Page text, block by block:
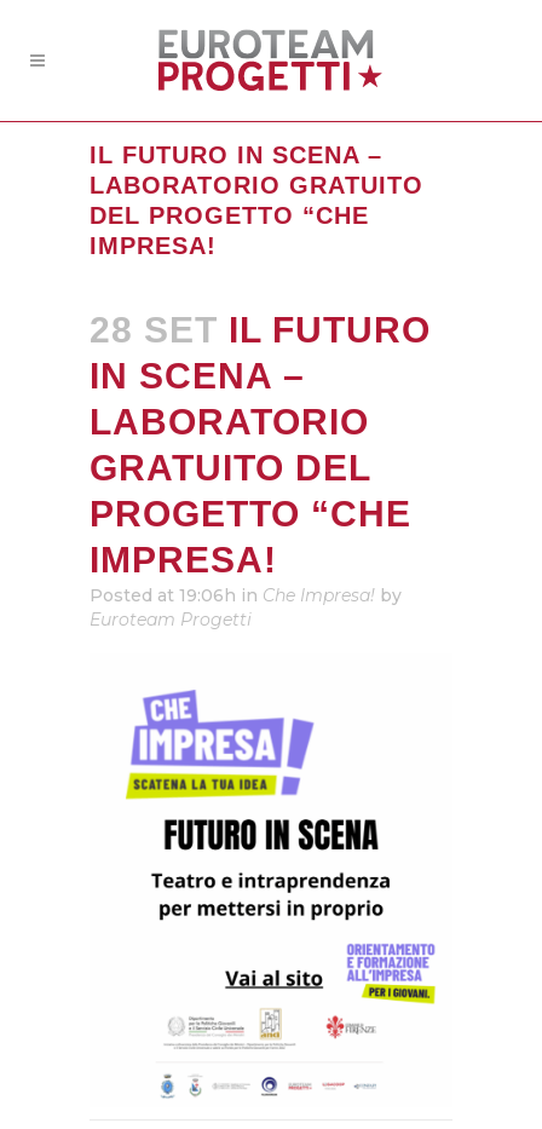
IL FUTURO IN SCENA –
LABORATORIO GRATUITO
DEL PROGETTO “CHE
IMPRESA!
28 SET IL FUTURO
IN SCENA –
LABORATORIO
GRATUITO DEL
PROGETTO “CHE
IMPRESA!
Posted at 19:06h in Che Impresa! by
Euroteam Progetti